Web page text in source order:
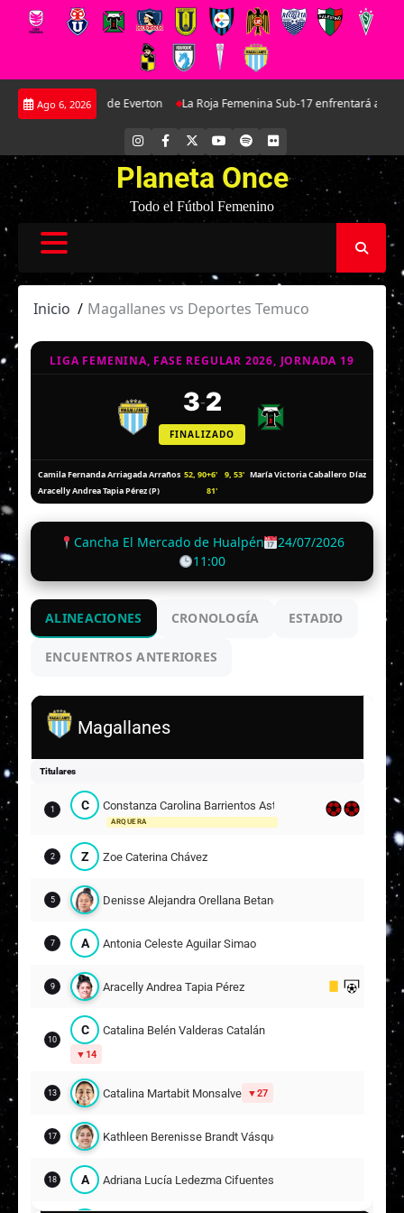
Saltar
Ago 6, 2026
La joya de Everton La Roja Femenina Sub-17 enfrentará a
INSTAGRAM
FACEBOOK YOUTUBE
SPOTIFYFLICKR
Planeta Once
Todo el Fútbol Femenino
Inicio Magallanes vs Deportes Temuco
LIGA FEMENINA, FASE REGULAR 2026, JORNADA 19
3-2
FINALIZADO
Camila Fernanda Arriagada Arraños 52, 90+6'
Aracelly Andrea Tapia Pérez (P)
81'
9, 53' María Victoria Caballero Díaz
Cancha El Mercado de Hualpén
24/07/2026
11:00
ALINEACIONES CRONOLOGÍA ESTADIO
ENCUENTROS ANTERIORES
Magallanes
Titulares
1 C Constanza Carolina Barrientos Astudillo
ARQUERA
2 Z Zoe Caterina Chávez
5 Denisse Alejandra Orellana Betancourt
7 A Antonia Celeste Aguilar Simao
9 Aracelly Andrea Tapia Pérez
10
C Catalina Belén Valderas Catalán
14
13 Catalina Martabit Monsalve 27
17 Kathleen Berenisse Brandt Vásquez
18 A Adriana Lucía Ledezma Cifuentes